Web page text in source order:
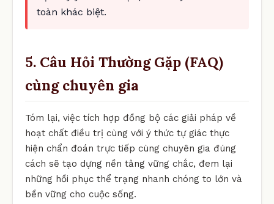
toàn khác biệt.
5. Câu Hỏi Thường Gặp (FAQ)
cùng chuyên gia
Tóm lại, việc tích hợp đồng bộ các giải pháp về
hoạt chất điều trị cùng với ý thức tự giác thực
hiện chẩn đoán trực tiếp cùng chuyên gia đúng
cách sẽ tạo dựng nền tảng vững chắc, đem lại
những hồi phục thể trạng nhanh chóng to lớn và
bền vững cho cuộc sống.